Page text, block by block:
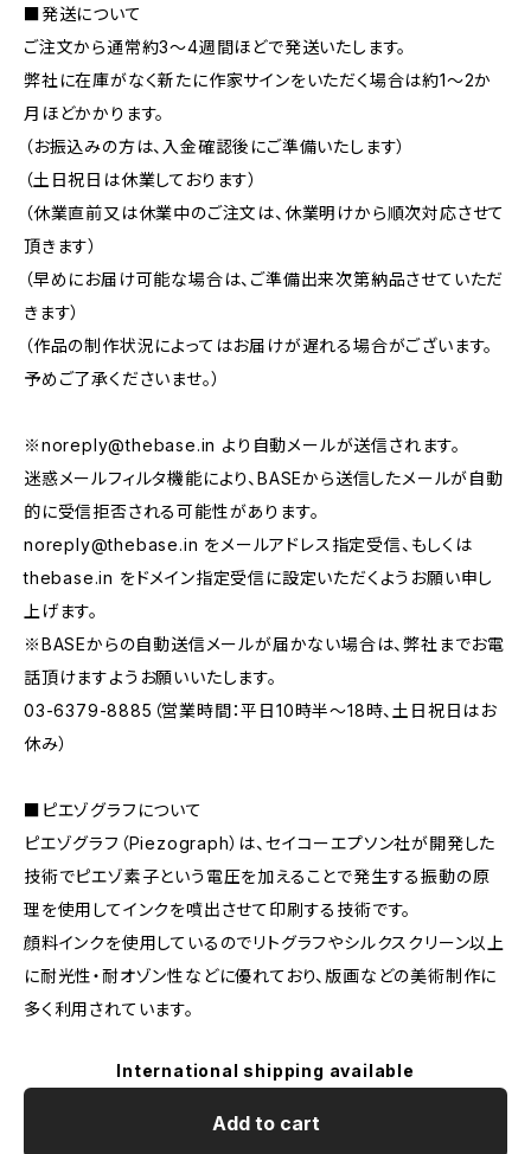
■発送について
ご注文から通常約3〜4週間ほどで発送いたします。
弊社に在庫がなく新たに作家サインをいただく場合は約1〜2か
月ほどかかります。
（お振込みの方は、入金確認後にご準備いたします）
（土日祝日は休業しております）
（休業直前又は休業中のご注文は、休業明けから順次対応させて
頂きます）
（早めにお届け可能な場合は、ご準備出来次第納品させていただ
きます）
（作品の制作状況によってはお届けが遅れる場合がございます。
予めご了承くださいませ。）
※noreply@thebase.in より自動メールが送信されます。
迷惑メールフィルタ機能により、BASEから送信したメールが自動
的に受信拒否される可能性があります。
noreply@thebase.in をメールアドレス指定受信、もしくは
thebase.in をドメイン指定受信に設定いただくようお願い申し
上げます。
※BASEからの自動送信メールが届かない場合は、弊社までお電
話頂けますようお願いいたします。
03-6379-8885（営業時間：平日10時半〜18時、土日祝日はお
休み）
■ピエゾグラフについて
ピエゾグラフ（Piezograph）は、セイコーエプソン社が開発した
技術でピエゾ素子という電圧を加えることで発生する振動の原
理を使用してインクを噴出させて印刷する技術です。
顔料インクを使用しているのでリトグラフやシルクスクリーン以上
に耐光性・耐オゾン性などに優れており、版画などの美術制作に
多く利用されています。
International shipping available
Add to cart